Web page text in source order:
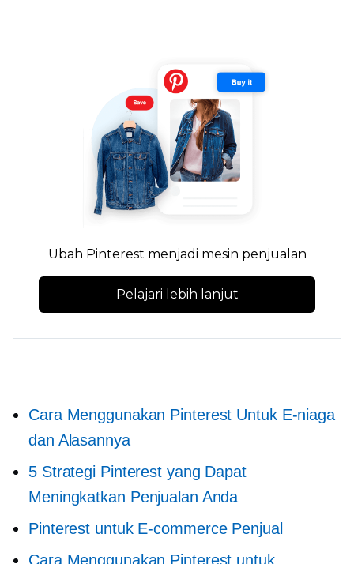
Ubah Pinterest menjadi mesin penjualan
Pelajari lebih lanjut
Cara Menggunakan Pinterest Untuk E-niaga
dan Alasannya
5 Strategi Pinterest yang Dapat
Meningkatkan Penjualan Anda
Pinterest untuk E-commercePenjual
Cara Menggunakan Pinterest untuk